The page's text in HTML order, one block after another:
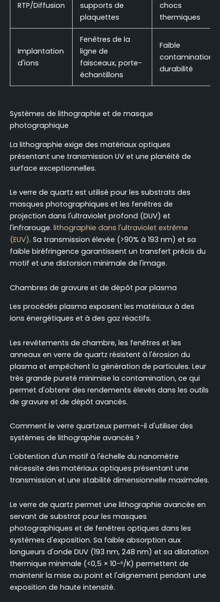
RTP/Diffusion
supports de
plaquettes
chocs
thermiques
Implantation
d'ions
Fenêtres de la
ligne de
faisceaux, porte-
échantillons
Faible
contamination,
durabilité
Systèmes de lithographie et de masque
photographique
La lithographie exige des matériaux optiques
présentant une transmission UV et une planéité de
surface exceptionnelles.
Le verre de quartz est utilisé pour les substrats des
masques photographiques et les fenêtres de
projection dans l'ultraviolet profond (DUV) et
l'infrarouge. lithographie dans l'ultraviolet extrême
(EUV). Sa transmission élevée (>90% à 193 nm) et sa
faible biréfringence garantissent un transfert précis du
motif et une distorsion minimale de l'image.
Chambres de gravure et de dépôt par plasma
Les procédés plasma exposent les matériaux à des
ions énergétiques et à des gaz réactifs.
Les revêtements de chambre, les fenêtres et les
anneaux en verre de quartz résistent à l'érosion du
plasma et empêchent la génération de particules. Leur
très grande pureté minimise la contamination, ce qui
permet d'obtenir des rendements élevés dans les outils
de gravure et de dépôt avancés.
Comment le verre quartzeux permet-il d'utiliser des
systèmes de lithographie avancés ?
L'obtention d'un motif à l'échelle du nanomètre
nécessite des matériaux optiques présentant une
transmission et une stabilité dimensionnelle maximales.
Le verre de quartz permet une lithographie avancée en
servant de substrat pour les masques
photographiques et de fenêtres optiques dans les
systèmes d'exposition. Sa faible absorption aux
longueurs d'onde DUV (193 nm, 248 nm) et sa dilatation
thermique minimale (<0,5 × 10-⁶/K) permettent de
maintenir la mise au point et l'alignement pendant une
exposition de haute intensité.